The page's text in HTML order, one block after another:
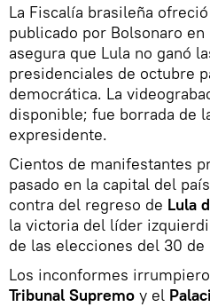
La Fiscalía brasileña
publicado por Bolsonaro en
asegura que Lula no ganó
presidenciales de octubre
democrática. La
disponible; fue borrada de
expresidente.
Cientos de manifestantes
pasado en la capital del
contra del regreso de Lula
la victoria del líder
de las elecciones del 30
Los inconformes
Tribunal Supremo y el